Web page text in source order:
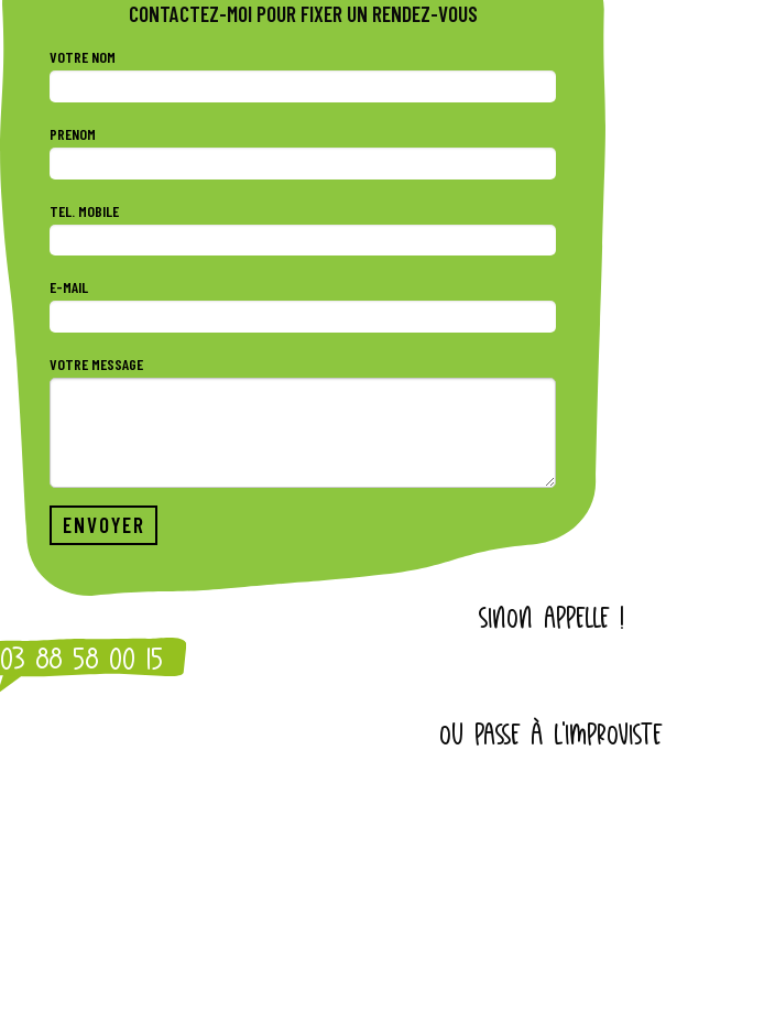
CONTACTEZ-MOI POUR FIXER UN RENDEZ-VOUS
VOTRE NOM
PRENOM
TEL. MOBILE
E-MAIL
VOTRE MESSAGE
SINON APPELLE !
03 88 58 00 15
OU PASSE À L'IMPROVISTE